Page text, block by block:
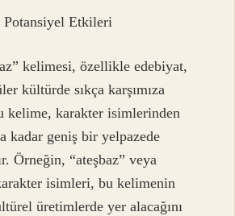
Potansiyel Etkileri
kelimesi, özellikle edebiyat,
kültürde sıkça karşımıza
kelime, karakter isimlerinden
kadar geniş bir yelpazede
Örneğin, “ateşbaz” veya
isimleri, bu kelimenin
üretimlerde yer alacağını